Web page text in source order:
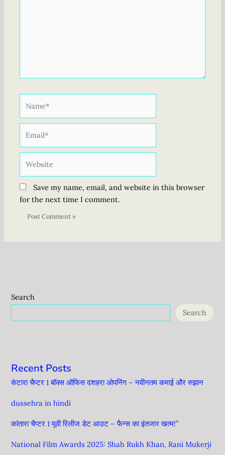
Save my name, email, and website in this browser
for the next time I comment.
Search
Search
Recent Posts
कंटारा चैप्टर 1 बॉक्स ऑफिस दशहरा ओपनिंग – नवीनतम कमाई और रुझान
dussehra in hindi
कांतारा चैप्टर 1 मूवी रिलीज डेट आउट – फैन्स का इंतजार खत्म!”
National Film Awards 2025: Shah Rukh Khan, Rani Mukerji